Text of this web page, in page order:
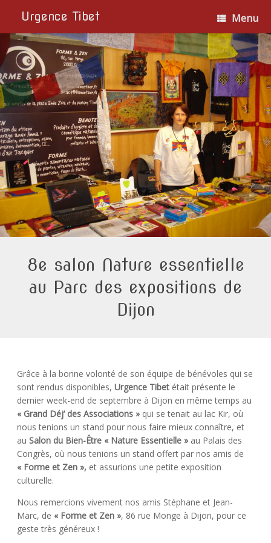
Urgence Tibet Menu
8e salon Nature essentielle
au Parc des expositions de
Dijon
Grâce à la bonne volonté de son équipe de bénévoles qui se
sont rendus disponibles, Urgence Tibet était présente le
dernier week-end de septembre à Dijon en même temps au
« Grand Déj’ des Associations » qui se tenait au lac Kir, où
nous tenions un stand pour nous faire mieux connaître, et
au Salon du Bien-Être « Nature Essentielle » au Palais des
Congrès, où nous tenions un stand offert par nos amis de
« Forme et Zen », et assurions une petite exposition
culturelle.
Nous remercions vivement nos amis Stéphane et Jean-
Marc, de « Forme et Zen », 86 rue Monge à Dijon, pour ce
geste très généreux !